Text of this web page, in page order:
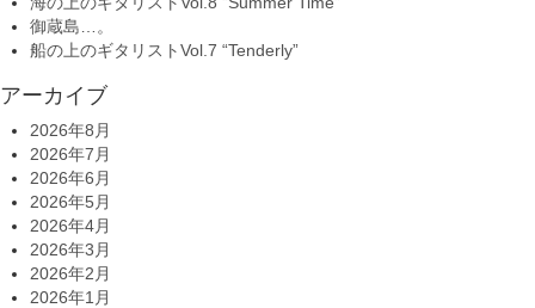
御蔵島…。
船の上のギタリストVol.7 “Tenderly”
アーカイブ
2026年8月
2026年7月
2026年6月
2026年5月
2026年4月
2026年3月
2026年2月
2026年1月